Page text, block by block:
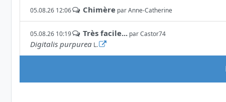
05.08.26 12:06 Chimère parAnne-Catherine
05.08.26 10:19 Très facile... parCastor74
Digitalis purpurea L.